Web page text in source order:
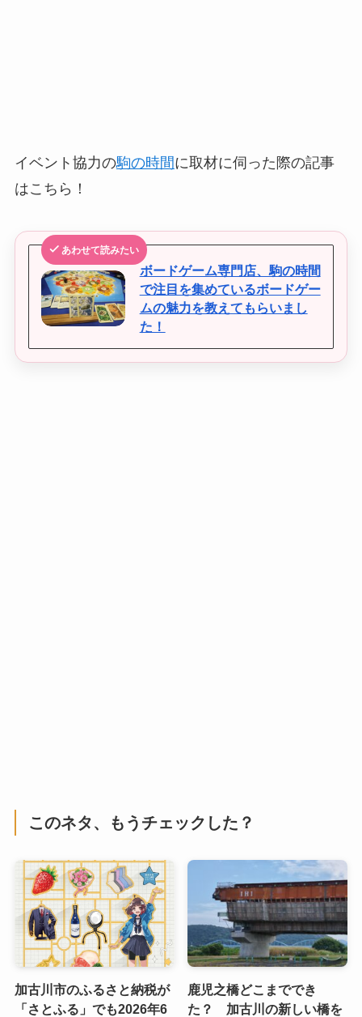
イベント協力の駒の時間に取材に伺った際の記事
はこちら！
あわせて読みたい
ボードゲーム専門店、駒の時間
で注目を集めているボードゲー
ムの魅力を教えてもらいまし
た！
このネタ、もうチェックした？
加古川市のふるさと納税が
「さとふる」でも2026年6
鹿児之橋どこまででき
た？ 加古川の新しい橋を